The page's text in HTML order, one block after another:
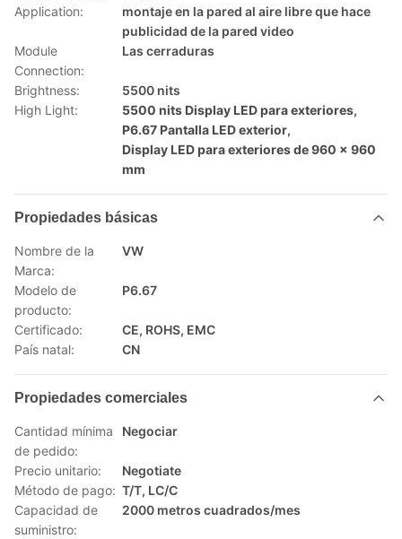
Application:
montaje en la pared al aire libre que hace
publicidad de la pared video
Module
Connection:
Las cerraduras
Brightness:
5500 nits
High Light:
5500 nits Display LED para exteriores,
P6.67 Pantalla LED exterior,
Display LED para exteriores de 960 x 960
mm
Propiedades básicas
Nombre de la
Marca:
VW
Modelo de
producto:
P6.67
Certificado:
CE, ROHS, EMC
País natal:
CN
Propiedades comerciales
Cantidad mínima
de pedido:
Negociar
Precio unitario:
Negotiate
Método de pago: T/T, LC/C
Capacidad de
suministro:
2000 metros cuadrados/mes